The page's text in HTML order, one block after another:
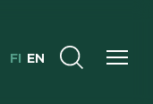
FI EN